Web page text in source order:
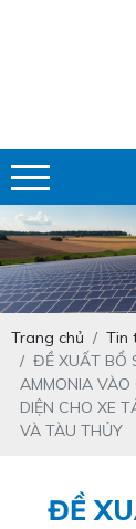
Trang chủ
Tin
ĐỀ XUẤT BỔ
AMMONIA
DIỆN CHO XE
VÀ TÀU THỦY
ĐỀ